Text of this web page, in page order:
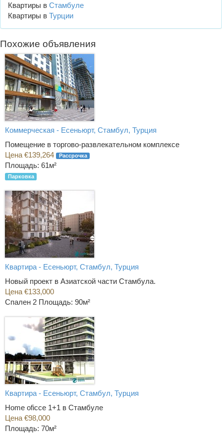
Квартиры в Стамбуле
Квартиры в Турции
Похожие объявления
Коммерческая - Есеньюрт, Стамбул, Турция
Помещение в торгово-развлекательном комплексе
Цена €139,264
Рассрочка
Площадь: 61м²
Парковка
Квартира - Есеньюрт, Стамбул, Турция
Новый проект в Азиатской части Стамбула.
Цена €133,000
Спален 2 Площадь: 90м²
Квартира - Есеньюрт, Стамбул, Турция
Home oficce 1+1 в Стамбуле
Цена €98,000
Площадь: 70м²